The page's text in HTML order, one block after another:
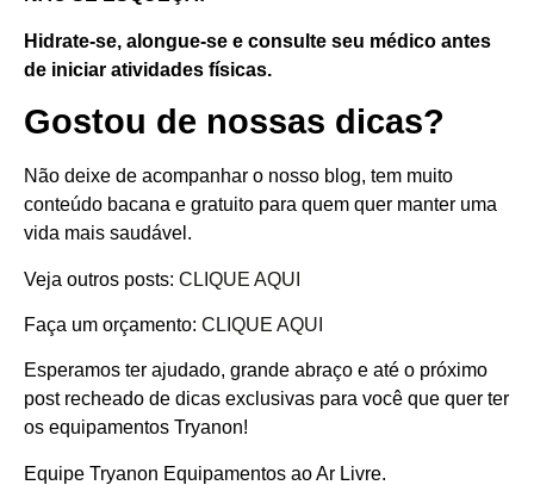
Hidrate-se, alongue-se e consulte seu médico antes
de iniciar atividades físicas.
Gostou de nossas dicas?
Não deixe de acompanhar o nosso blog, tem muito
conteúdo bacana e gratuito para quem quer manter uma
vida mais saudável.
Veja outros posts: CLIQUE AQUI
Faça um orçamento: CLIQUE AQUI
Esperamos ter ajudado, grande abraço e até o próximo
post recheado de dicas exclusivas para você que quer ter
os equipamentos Tryanon!
Equipe Tryanon Equipamentos ao Ar Livre.